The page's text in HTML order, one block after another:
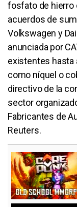
fosfato de hierro
acuerdos de
Volkswagen y
anunciada por
existentes hasta
como níquel o
directivo de la
sector
Fabricantes de
Reuters.